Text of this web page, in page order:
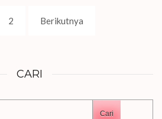
Laman
2 Berikutnya
CARI
Cari